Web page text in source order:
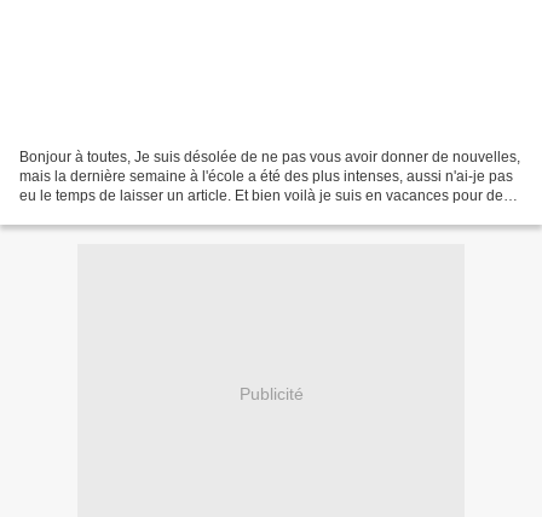
Bonjour à toutes, Je suis désolée de ne pas vous avoir donner de nouvelles,
mais la dernière semaine à l'école a été des plus intenses, aussi n'ai-je pas
eu le temps de laisser un article. Et bien voilà je suis en vacances pour deux
Publicité